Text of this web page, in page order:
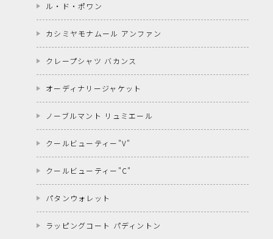
ル・ド・ポワン
カシミヤモナムール アンファン
クレープシャツ バカンス
オーディナリージャケット
ノーブルマント リュミエール
クールビューティー"V"
クールビューティー"C"
パタンウォレット
ラッピングコート パディントン